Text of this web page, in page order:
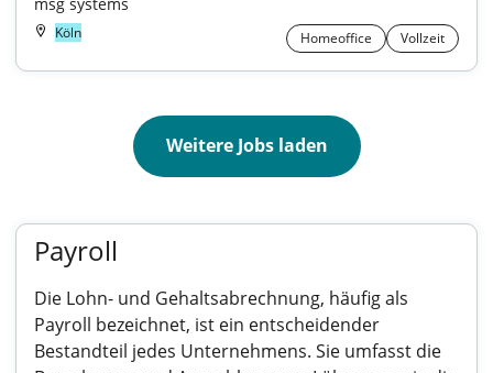
Köln Homeoffice Vollzeit
Weitere Jobs laden
Payroll
Die Lohn- und Gehaltsabrechnung, häufig als
Payroll bezeichnet, ist ein entscheidender
Bestandteil jedes Unternehmens. Sie umfasst die